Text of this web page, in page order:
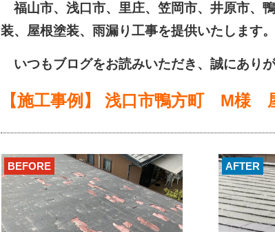
福山市、浅口市、里庄、笠岡市、井原市、
装、屋根塗装、雨漏り工事を提供いたします。
いつもブログをお読みいただき、誠にあり
【施工事例】 浅口市鴨方町 M様
AFTER
BEFORE